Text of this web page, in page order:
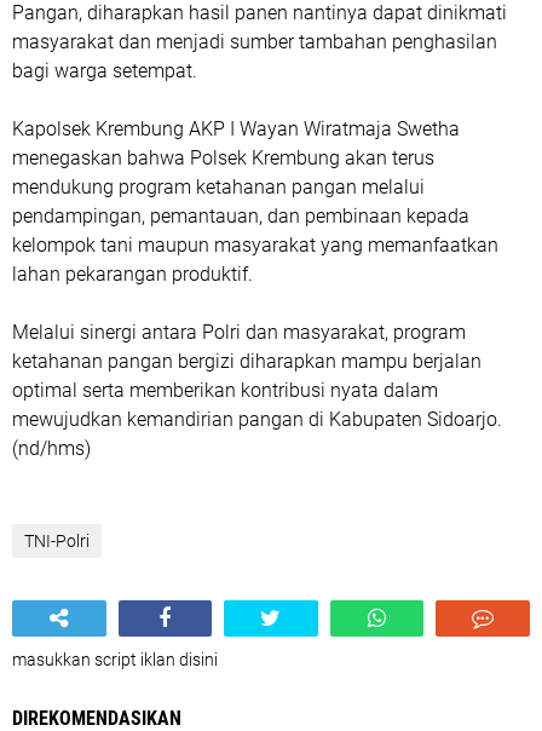
Pangan, diharapkan hasil panen nantinya dapat dinikmati
masyarakat dan menjadi sumber tambahan penghasilan
bagi warga setempat.
Kapolsek Krembung AKP I Wayan Wiratmaja Swetha
menegaskan bahwa Polsek Krembung akan terus
mendukung program ketahanan pangan melalui
pendampingan, pemantauan, dan pembinaan kepada
kelompok tani maupun masyarakat yang memanfaatkan
lahan pekarangan produktif.
Melalui sinergi antara Polri dan masyarakat, program
ketahanan pangan bergizi diharapkan mampu berjalan
optimal serta memberikan kontribusi nyata dalam
mewujudkan kemandirian pangan di Kabupaten Sidoarjo.
(nd/hms)
TNI-Polri
masukkan script iklan disini
DIREKOMENDASIKAN